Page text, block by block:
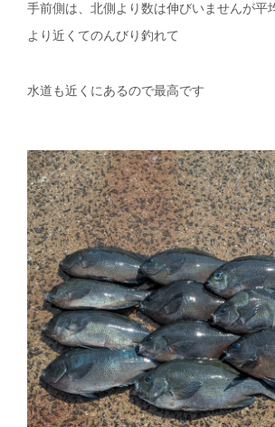
手前側は、北側より数は伸びいませんが平
より近くてのんびり釣れて
水道も近くにあるので最高です